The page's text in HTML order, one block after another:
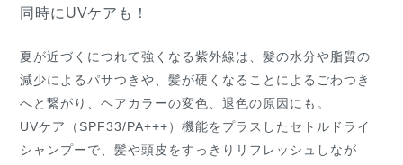
同時にUVケアも！
夏が近づくにつれて強くなる紫外線は、髪の水分や脂質の
減少によるパサつきや、髪が硬くなることによるごわつき
へと繋がり、ヘアカラーの変色、退色の原因にも。
UVケア（SPF33/PA+++）機能をプラスしたセトルドライ
シャンプーで、髪や頭皮をすっきりリフレッシュしなが